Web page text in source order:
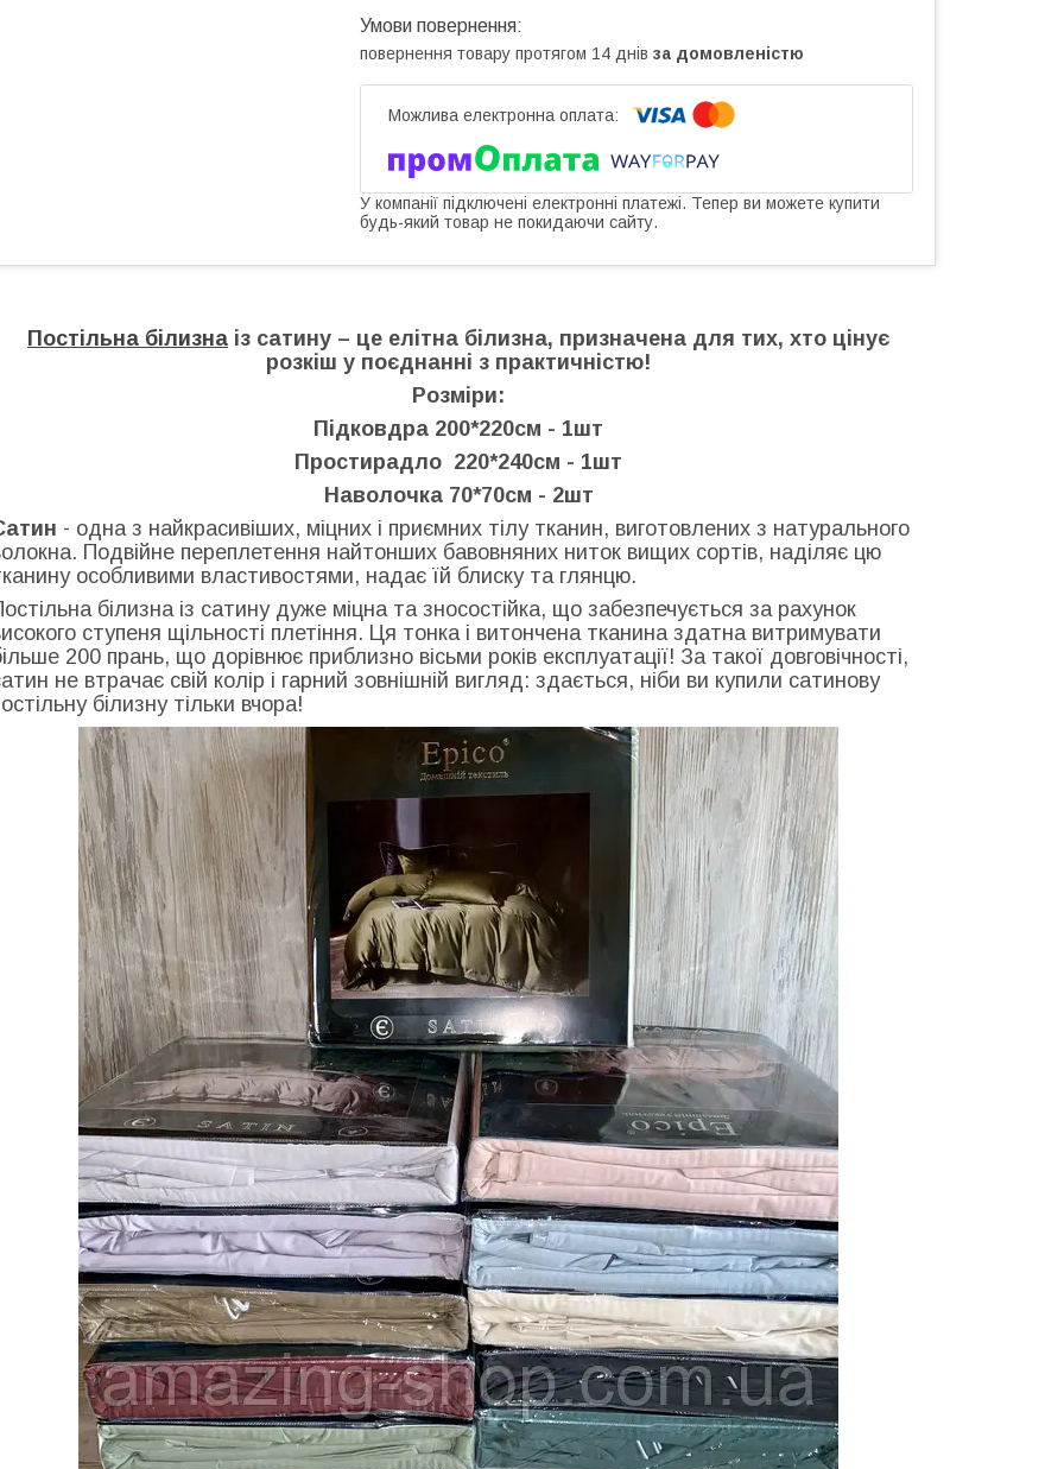
повернення товару протягом 14 днів за домовленістю
У компанії підключені електронні платежі. Тепер ви можете купити
будь-який товар не покидаючи сайту.
Постільна білизна із сатину – це елітна білизна, призначена для тих, хто цінує
розкіш у поєднанні з практичністю!
Розміри:
Підковдра 200*220см - 1шт
Простирадло 220*240см - 1шт
Наволочка 70*70см - 2шт
- одна з найкрасивіших, міцних і приємних тілу тканин, виготовлених з натурального
Подвійне переплетення найтонших бавовняних ниток вищих сортів, наділяє цю
особливими властивостями, надає їй блиску та глянцю.
білизна із сатину дуже міцна та зносостійка, що забезпечується за рахунок
ступеня щільності плетіння. Ця тонка і витончена тканина здатна витримувати
200 прань, що дорівнює приблизно вісьми років експлуатації! За такої довговічності,
не втрачає свій колір і гарний зовнішній вигляд: здається, ніби ви купили сатинову
білизну тільки вчора!